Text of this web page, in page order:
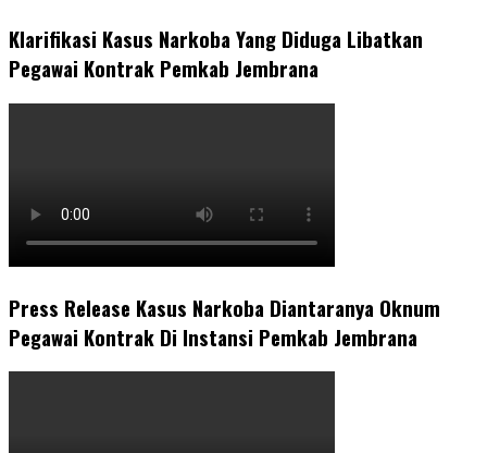
Klarifikasi Kasus Narkoba Yang Diduga Libatkan
Pegawai Kontrak Pemkab Jembrana
Press Release Kasus Narkoba Diantaranya Oknum
Pegawai Kontrak Di Instansi Pemkab Jembrana